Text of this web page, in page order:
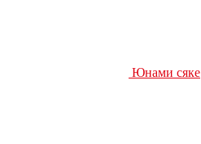
Юнами сяке